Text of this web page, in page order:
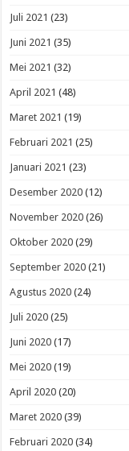
Juli 2021 (23)
Juni 2021 (35)
Mei 2021 (32)
April 2021 (48)
Maret 2021 (19)
Februari 2021 (25)
Januari 2021 (23)
Desember 2020 (12)
November 2020 (26)
Oktober 2020 (29)
September 2020 (21)
Agustus 2020 (24)
Juli 2020 (25)
Juni 2020 (17)
Mei 2020 (19)
April 2020 (20)
Maret 2020 (39)
Februari 2020 (34)